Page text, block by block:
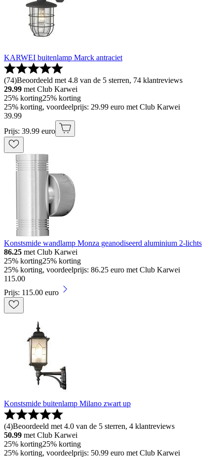
KARWEI buitenlamp Marck antraciet
(74)Beoordeeld met 4.8 van de 5 sterren, 74 klantreviews
29.99 met Club Karwei
25% korting25% korting
25% korting, voordeelprijs: 29.99 euro met Club Karwei
39.99
Prijs: 39.99 euro
Konstsmide wandlamp Monza geanodiseerd aluminium 2-lichts
86.25 met Club Karwei
25% korting25% korting
25% korting, voordeelprijs: 86.25 euro met Club Karwei
115.00
Prijs: 115.00 euro
Konstsmide buitenlamp Milano zwart up
(4)Beoordeeld met 4.0 van de 5 sterren, 4 klantreviews
50.99 met Club Karwei
25% korting25% korting
25% korting, voordeelprijs: 50.99 euro met Club Karwei